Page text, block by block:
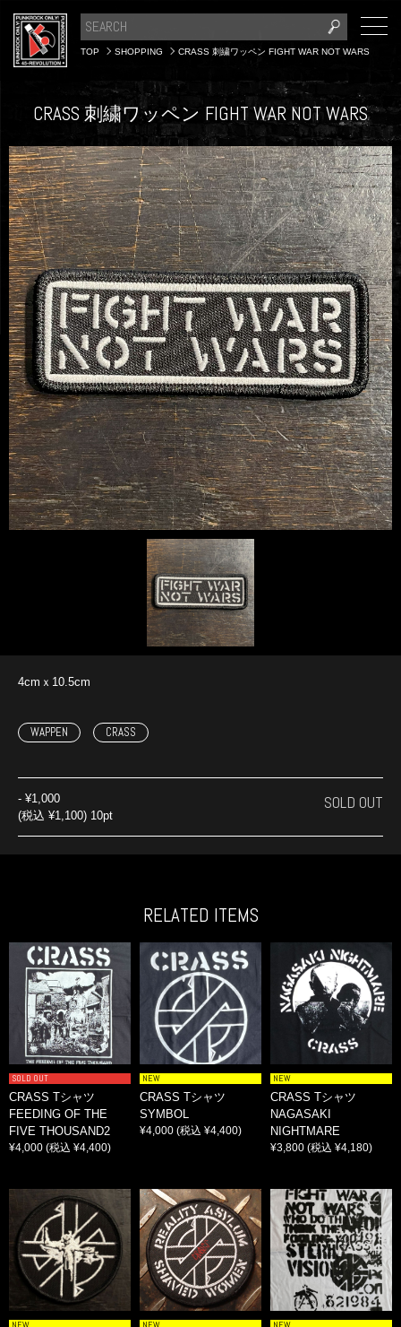
TOP SHOPPING CRASS 刺繍ワッペン FIGHT WAR NOT WARS
CRASS 刺繍ワッペン FIGHT WAR NOT WARS
4cmｘ10.5cm
WAPPEN CRASS
- ¥1,000
(税込 ¥1,100) 10pt
SOLD OUT
RELATED ITEMS
SOLD OUT
CRASS Tシャツ
FEEDING OF THE
FIVE THOUSAND2
¥4,000 (税込 ¥4,400)
NEW
CRASS Tシャツ
SYMBOL
¥4,000 (税込 ¥4,400)
NEW
CRASS Tシャツ
NAGASAKI
NIGHTMARE
¥3,800 (税込 ¥4,180)